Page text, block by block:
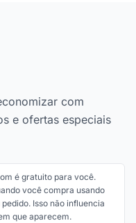
com
e ofertas especiais
é gratuito para você.
você compra usando
Isso não influencia
que aparecem.